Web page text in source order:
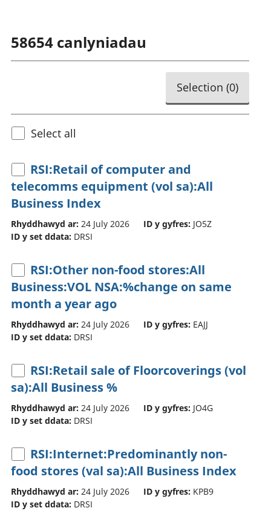
58654 canlyniadau
Selection (0)
Select all
RSI:Retail of computer and
telecomms equipment (vol sa):All
Business Index
Rhyddhawyd ar: 24 July 2026 ID y gyfres: JO5Z
ID y set ddata: DRSI
RSI:Other non-food stores:All
Business:VOL NSA:%change on same
month a year ago
Rhyddhawyd ar: 24 July 2026 ID y gyfres: EAJJ
ID y set ddata: DRSI
RSI:Retail sale of Floorcoverings (vol
sa):All Business %
Rhyddhawyd ar: 24 July 2026 ID y gyfres: JO4G
ID y set ddata: DRSI
RSI:Internet:Predominantly non-
food stores (val sa):All Business Index
Rhyddhawyd ar: 24 July 2026 ID y gyfres: KPB9
ID y set ddata: DRSI